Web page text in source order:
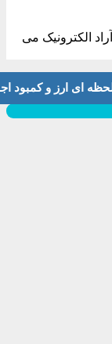
الکترونیک می
و کمبود اجناس لطفا موجودی